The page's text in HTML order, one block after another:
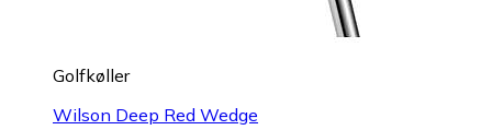
Golfkøller
Wilson Deep Red Wedge